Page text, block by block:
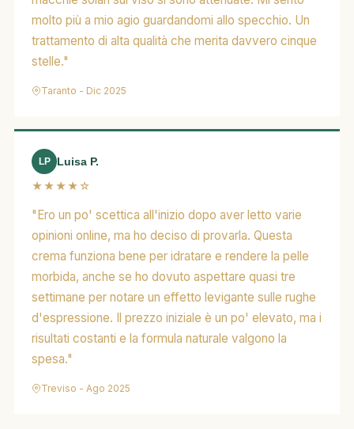
molto più a mio agio guardandomi allo specchio. Un
trattamento di alta qualità che merita davvero cinque
stelle."
Taranto - Dic 2025
LP
Luisa P.
★★★★☆
"Ero un po' scettica all'inizio dopo aver letto varie
opinioni online, ma ho deciso di provarla. Questa
crema funziona bene per idratare e rendere la pelle
morbida, anche se ho dovuto aspettare quasi tre
settimane per notare un effetto levigante sulle rughe
d'espressione. Il prezzo iniziale è un po' elevato, ma i
risultati costanti e la formula naturale valgono la
spesa."
Treviso - Ago 2025